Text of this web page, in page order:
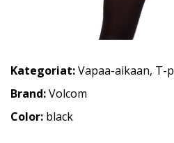
Kategoriat:Vapaa-aikaan, T-
Brand:Volcom
Color: black